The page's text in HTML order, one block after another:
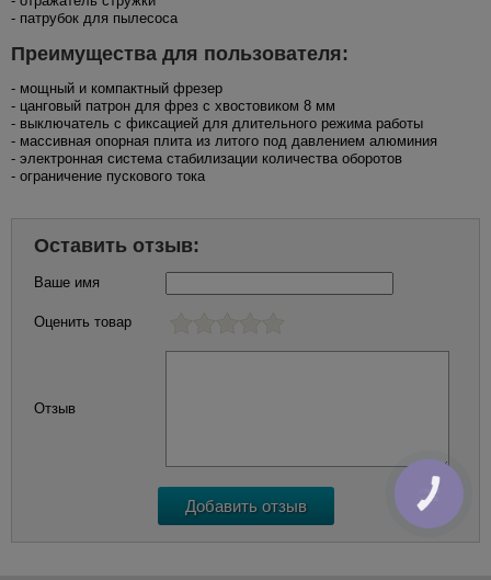
- патрубок для пылесоса
Преимущества для пользователя:
- мощный и компактный фрезер
- цанговый патрон для фрез с хвостовиком 8 мм
- выключатель с фиксацией для длительного режима работы
- массивная опорная плита из литого под давлением алюминия
- электронная система стабилизации количества оборотов
- ограничение пускового тока
Оставить отзыв:
Ваше имя
Оценить товар
Отзыв
КНОПКА
ЗВ'ЯЗКУ